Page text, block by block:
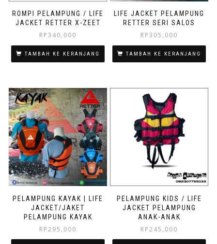
ROMPI PELAMPUNG / LIFE
JACKET RETTER X-ZEET
RP340,000
TAMBAH KE KERANJANG
LIFE JACKET PELAMPUNG
RETTER SERI SALOS
RP305,000
TAMBAH KE KERANJANG
PELAMPUNG KAYAK | LIFE
JACKET/JAKET
PELAMPUNG KAYAK
RP295,000
PELAMPUNG KIDS / LIFE
JACKET PELAMPUNG
ANAK-ANAK
RP245,000